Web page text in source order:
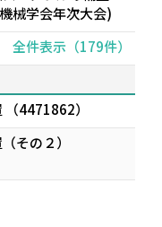
械学会年次大会)
全件表示（179件）
4471862）
その２）